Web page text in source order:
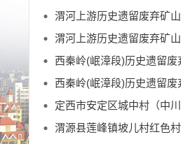
渭河上游历史遗留废弃矿
渭河上游历史遗留废弃矿
西秦岭(岷漳段)历史遗留
西秦岭(岷漳段)历史遗留
定西市安定区城中村（中
渭源县莲峰镇坡儿村红色